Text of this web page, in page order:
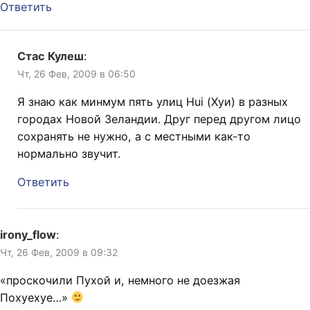
Ответить
Стас Кулеш:
Чт, 26 Фев, 2009 в 06:50
Я знаю как минмум пять улиц Hui (Хуи) в разных
городах Новой Зеландии. Друг перед другом лицо
сохранять не нужно, а с местными как-то
нормально звучит.
Ответить
irony_flow:
Чт, 26 Фев, 2009 в 09:32
«проскочили Пухой и, немного не доезжая
Похуехуе…»